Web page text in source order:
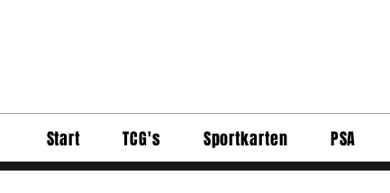
Start TCG's Sportkarten PSA